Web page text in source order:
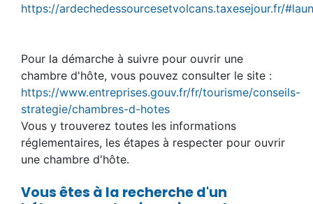
https://ardechedessourcesetvolcans.taxesejour.fr/
Pour la démarche à suivre pour ouvrir une
chambre d'hôte, vous pouvez consulter le site :
https://www.entreprises.gouv.fr/fr/tourisme/conseils-
strategie/chambres-d-hotes
Vous y trouverez toutes les informations
réglementaires, les étapes à respecter pour ouvrir
une chambre d'hôte.
Vous êtes à la recherche d'un